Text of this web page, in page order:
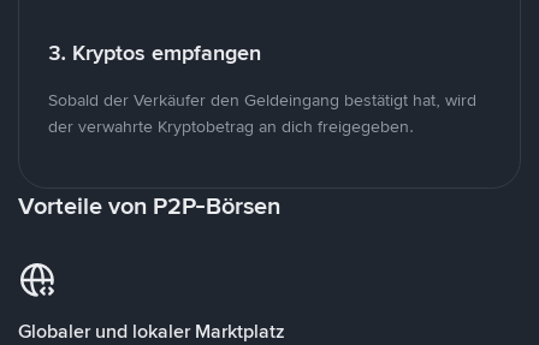
3. Kryptos empfangen
Sobald der Verkäufer den Geldeingang bestätigt hat, wird
der verwahrte Kryptobetrag an dich freigegeben.
Vorteile von P2P-Börsen
Globaler und lokaler Marktplatz